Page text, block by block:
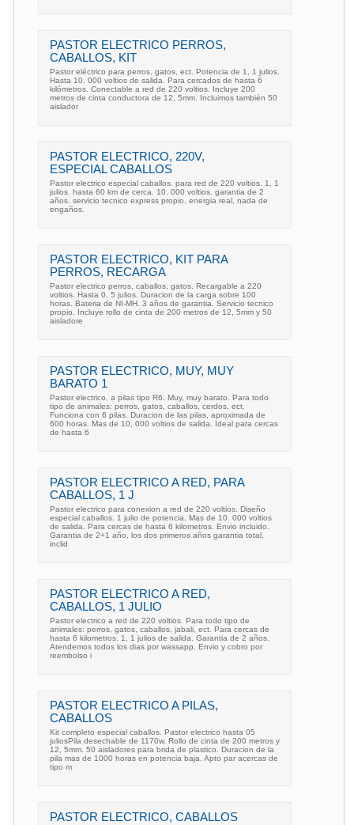
PASTOR ELECTRICO PERROS,
CABALLOS, KIT
Pastor eléctrico para perros, gatos, ect. Potencia de 1, 1 julios.
Hasta 10. 000 voltios de salida. Para cercados de hasta 6
kilómetros. Conectable a red de 220 voltios. Incluye 200
metros de cinta conductora de 12, 5mm. Incluimos también 50
aislador
PASTOR ELECTRICO, 220V,
ESPECIAL CABALLOS
Pastor electrico especial caballos. para red de 220 voltios. 1, 1
julios. hasta 60 km de cerca. 10. 000 voltios. garantia de 2
años. servicio tecnico express propio. energia real, nada de
engaños.
PASTOR ELECTRICO, KIT PARA
PERROS, RECARGA
Pastor electrico perros, caballos, gatos. Recargable a 220
voltios. Hasta 0, 5 julios. Duracion de la carga sobre 100
horas. Bateria de NI-MH. 3 años de garantia. Servicio tecnico
propio. Incluye rollo de cinta de 200 metros de 12, 5mm y 50
aisladore
PASTOR ELECTRICO, MUY, MUY
BARATO 1
Pastor electrico, a pilas tipo R6. Muy, muy barato. Para todo
tipo de animales: perros, gatos, caballos, cerdos, ect.
Funciona con 6 pilas. Duracion de las pilas, aproximada de
600 horas. Mas de 10, 000 voltios de salida. Ideal para cercas
de hasta 6
PASTOR ELECTRICO A RED, PARA
CABALLOS, 1 J
Pastor electrico para conexion a red de 220 voltios. Diseño
especial caballos. 1 julio de potencia. Mas de 10. 000 voltios
de salida. Para cercas de hasta 6 kilometros. Envio incluido.
Garantia de 2+1 año, los dos primeros años garantia total,
inclid
PASTOR ELECTRICO A RED,
CABALLOS, 1 JULIO
Pastor electrico a red de 220 voltios. Para todo tipo de
animales: perros, gatos, caballos, jabali, ect. Para cercas de
hasta 6 kilometros. 1, 1 julios de salida. Garantia de 2 años.
Atendemos todos los dias por wassapp. Envio y cobro por
reembolso i
PASTOR ELECTRICO A PILAS,
CABALLOS
Kit completo especial caballos. Pastor electrico hasta 05
juliosPila desechable de 1170w. Rollo de cinta de 200 metros y
12, 5mm. 50 aisladores para brida de plastico. Duracion de la
pila mas de 1000 horas en potencia baja. Apto par acercas de
tipo m
PASTOR ELECTRICO, CABALLOS